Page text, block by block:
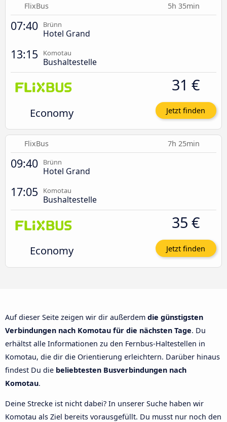
FlixBus 5h 35min
07:40 Brünn
Hotel Grand
13:15 Komotau
Bushaltestelle
Economy
31 €
Jetzt finden
FlixBus 7h 25min
09:40 Brünn
Hotel Grand
17:05 Komotau
Bushaltestelle
Economy
35 €
Jetzt finden
Auf dieser Seite zeigen wir dir außerdem die günstigsten
Verbindungen nach Komotau für die nächsten Tage. Du
erhältst alle Informationen zu den Fernbus-Haltestellen in
Komotau, die dir die Orientierung erleichtern. Darüber hinaus
findest Du die beliebtesten Busverbindungen nach
Komotau.
Deine Strecke ist nicht dabei? In unserer Suche haben wir
Komotau als Ziel bereits vorausgefüllt. Du musst nur noch den